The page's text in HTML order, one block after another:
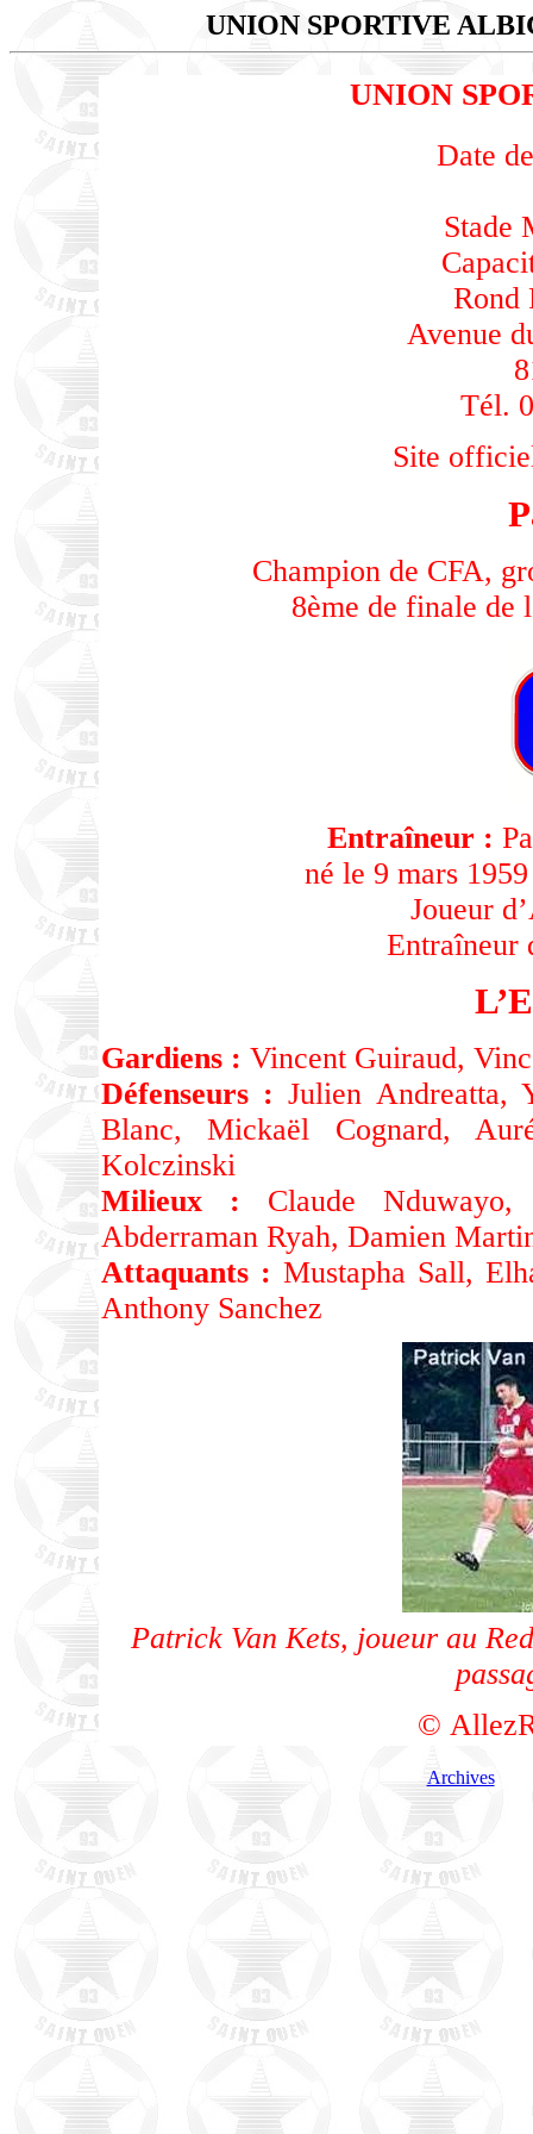
UNION SPORTIVE
UNION
Date
Stade
Rond
Avenue
Tél.
Site
Champion de CFA,
8ème de finale de
Entraîneur :
né le 9 mars
Joueur
Entraîneur
Gardiens : Vincent Guiraud,
Défenseurs : Julien Andreatta,
Blanc, Mickaël Cognard,
Kolczinski
Milieux : Claude Nduwayo,
Abderraman Ryah, Damien
Attaquants : Mustapha Sall,
Anthony Sanchez
Patrick Van Kets, joueur au
©
Archives